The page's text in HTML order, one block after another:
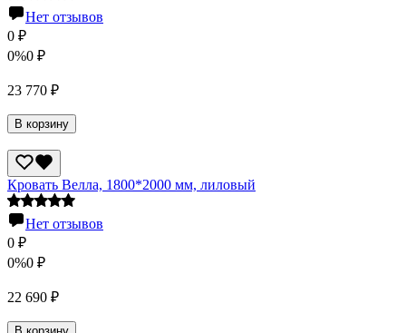
Нет отзывов
0 ₽
0%0 ₽
23 770 ₽
В корзину
Кровать Велла, 1800*2000 мм, лиловый
Нет отзывов
0 ₽
0%0 ₽
22 690 ₽